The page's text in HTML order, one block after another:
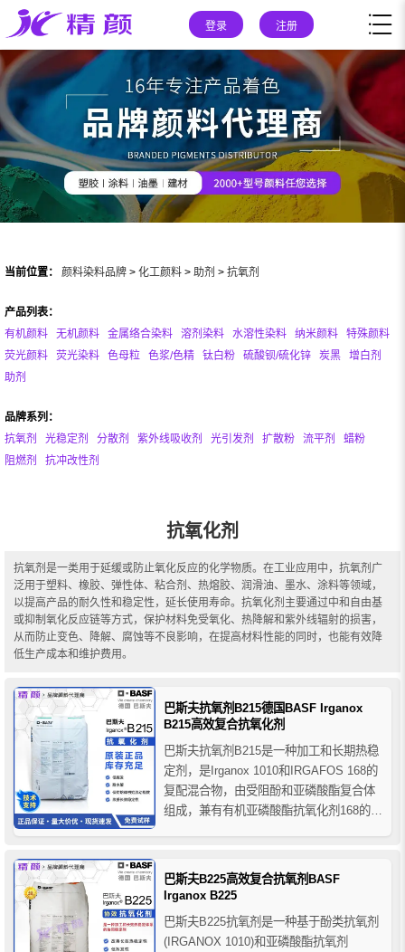
登录 注册
当前位置： 颜料染料品牌 > 化工颜料 > 助剂 > 抗氧剂
产品列表：
有机颜料
无机颜料 金属络合染料 溶剂染料 水溶性染料 纳米颜料
特殊颜料
荧光颜料
荧光染料 色母粒 色浆/色精 钛白粉 硫酸钡/硫化锌 炭黑
增白剂
助剂
品牌系列：
抗氧剂
光稳定剂 分散剂 紫外线吸收剂 光引发剂 扩散粉 流平剂
蜡粉
阻燃剂
抗冲改性剂
抗氧化剂
抗氧剂是一类用于延缓或防止氧化反应的化学物质。在工业应用中，抗氧剂广
泛用于塑料、橡胶、弹性体、粘合剂、热熔胶、润滑油、墨水、涂料等领域，
以提高产品的耐久性和稳定性，延长使用寿命。抗氧化剂主要通过中和自由基
或抑制氧化反应链等方式，保护材料免受氧化、热降解和紫外线辐射的损害，
从而防止变色、降解、腐蚀等不良影响，在提高材料性能的同时，也能有效降
低生产成本和维护费用。
巴斯夫抗氧剂B215德国BASF Irganox
B215高效复合抗氧化剂
巴斯夫抗氧剂B215是一种加工和长期热稳
定剂，是Irganox 1010和IRGAFOS 168的
复配混合物，由受阻酚和亚磷酸酯复合体
组成，兼有有机亚磷酸酯抗氧化剂168的低
BASF（原汽巴CIBA）其他添加剂共用
（如：紫外线吸收剂、光稳定剂、抗静
巴斯夫B225高效复合抗氧剂BASF
Irganox B225
巴斯夫B225抗氧剂是一种基于酚类抗氧剂
(IRGANOX 1010)和亚磷酸酯抗氧剂